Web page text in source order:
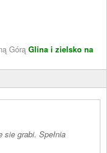
Górą Glina i zielsko na
sie grabi. Spełnia